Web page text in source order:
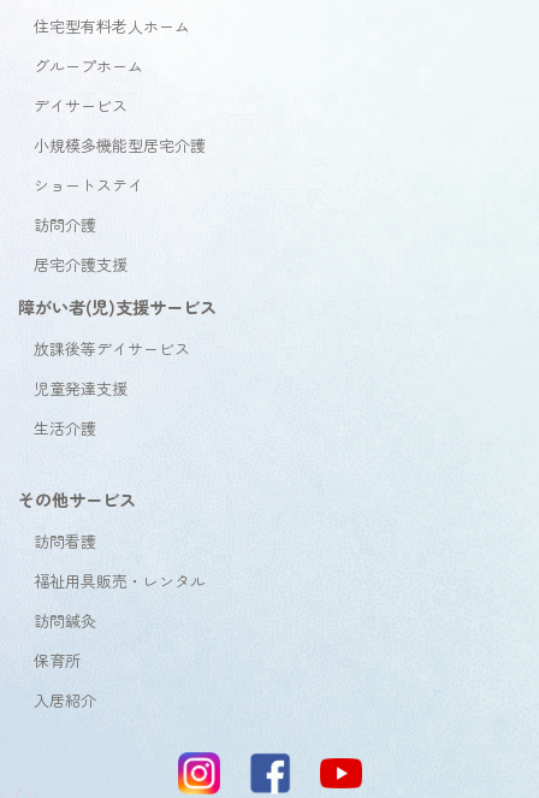
住宅型有料老人ホーム
グループホーム
デイサービス
小規模多機能型居宅介護
ショートステイ
訪問介護
居宅介護支援
障がい者(児)支援サービス
放課後等デイサービス
児童発達支援
生活介護
その他サービス
訪問看護
福祉用具販売・レンタル
訪問鍼灸
保育所
入居紹介